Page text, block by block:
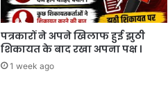
पत्रकारों ने अपने खिलाफ हुई झुठी
शिकायत के बाद रखा अपना पक्ष ।
1 week ago